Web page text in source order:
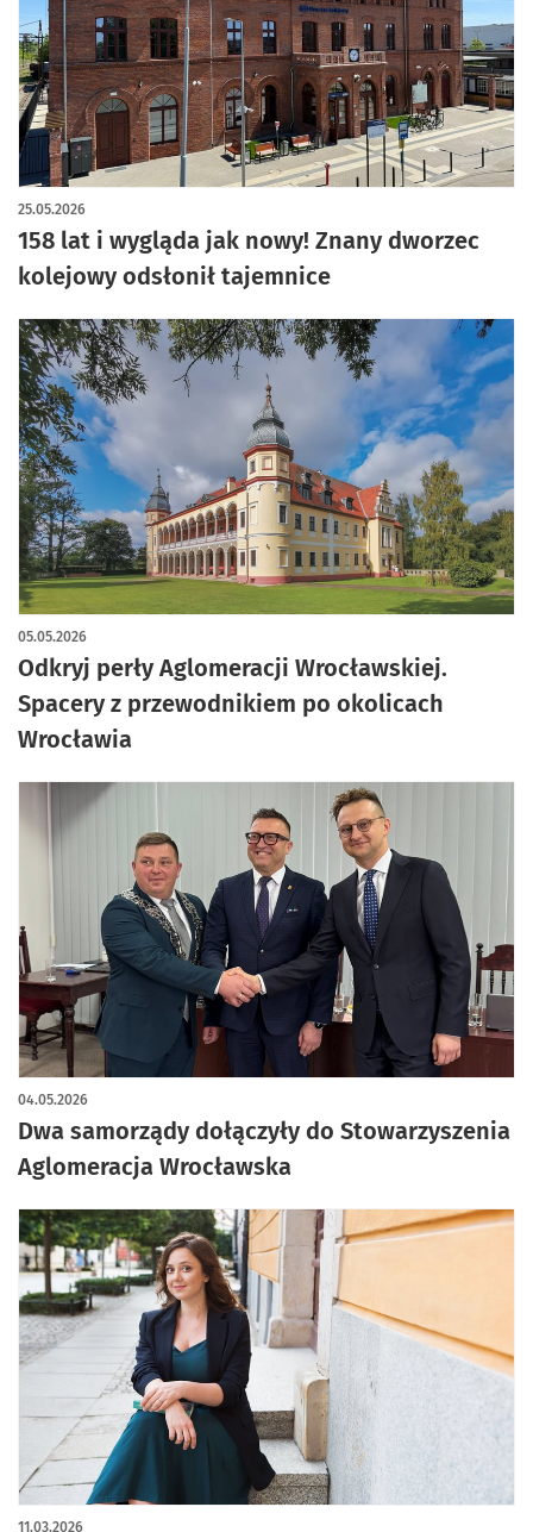
158 lat i wygląda jak nowy! Znany dworzec
kolejowy odsłonił tajemnice
25.05.2026
artykuł z galerią zdjęć
Odkryj perły Aglomeracji Wrocławskiej.
Spacery z przewodnikiem po okolicach
Wrocławia
05.05.2026
Dwa samorządy dołączyły do Stowarzyszenia
Aglomeracja Wrocławska
04.05.2026
11.03.2026